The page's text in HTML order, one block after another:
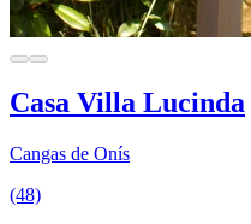
Casa Villa Lucinda
Cangas de Onís
(48)